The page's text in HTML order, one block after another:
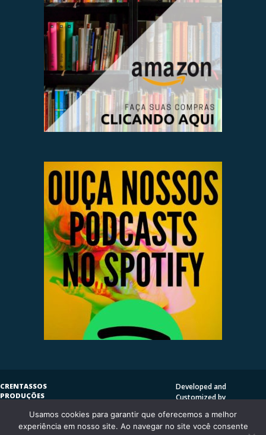
CRENTASSOS
PRODUÇÕES
COPYLEFT©2009
CRENTASSOS
Developed and
Customized by
DESIGN
UsingVantage Theme
Usamos cookies para garantir que oferecemos a melhor
experiência em nosso site. Ao navegar no site você consente